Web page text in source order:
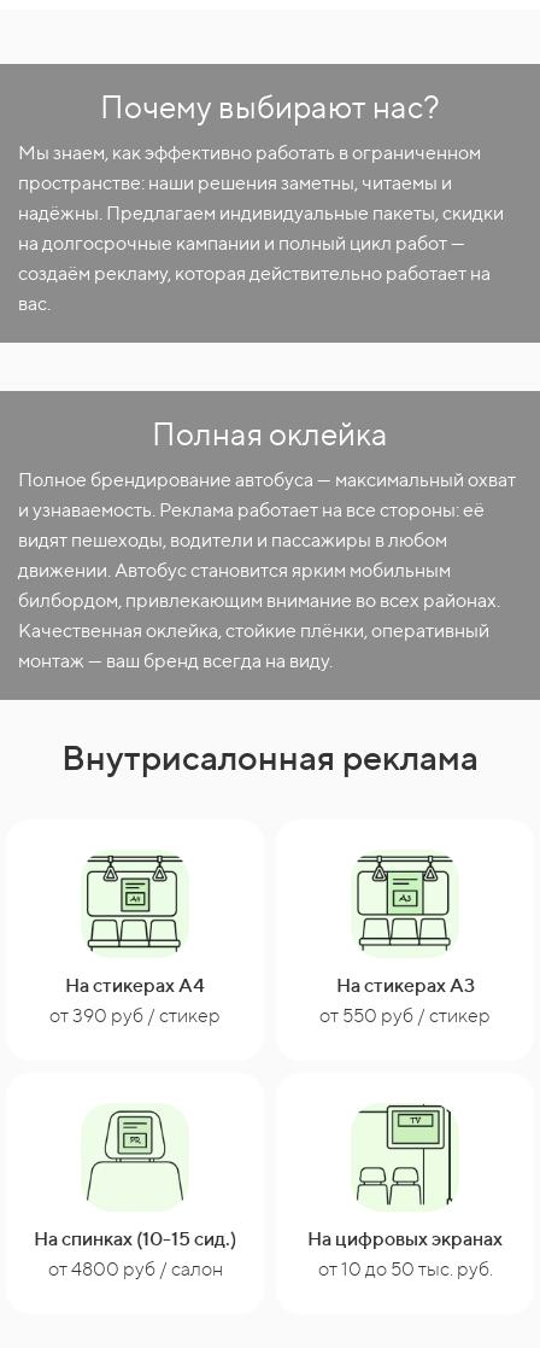
Почему выбирают нас?
Мы знаем, как эффективно работать в ограниченном
пространстве: наши решения заметны, читаемы и
надёжны. Предлагаем индивидуальные пакеты, скидки
на долгосрочные кампании и полный цикл работ —
создаём рекламу, которая действительно работает на
вас.
Полная оклейка
Полное брендирование автобуса — максимальный охват
и узнаваемость. Реклама работает на все стороны: её
видят пешеходы, водители и пассажиры в любом
движении. Автобус становится ярким мобильным
билбордом, привлекающим внимание во всех районах.
Качественная оклейка, стойкие плёнки, оперативный
монтаж — ваш бренд всегда на виду.
Внутрисалонная реклама
На стикерах А4
от 390 руб / стикер
На стикерах А3
от 550 руб / стикер
На спинках (10-15 сид.)
от 4800 руб / салон
На цифровых экранах
от 10 до 50 тыс. руб.